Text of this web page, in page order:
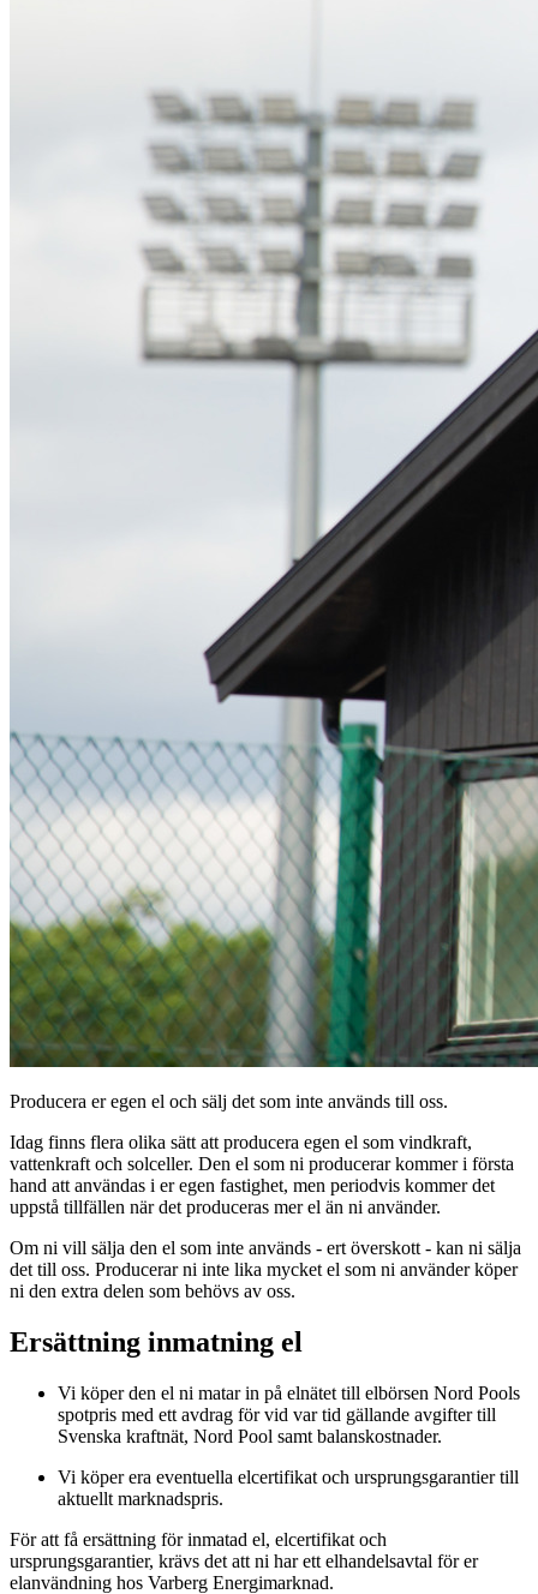
Producera er egen el och sälj det som inte används till oss.
Idag finns flera olika sätt att producera egen el som vindkraft,
vattenkraft och solceller. Den el som ni producerar kommer i första
hand att användas i er egen fastighet, men periodvis kommer det
uppstå tillfällen när det produceras mer el än ni använder.
Om ni vill sälja den el som inte används - ert överskott - kan ni sälja
det till oss. Producerar ni inte lika mycket el som ni använder köper
ni den extra delen som behövs av oss.
Ersättning inmatning el
Vi köper den el ni matar in på elnätet till elbörsen Nord Pools
spotpris med ett avdrag för vid var tid gällande avgifter till
Svenska kraftnät, Nord Pool samt balanskostnader.
Vi köper era eventuella elcertifikat och ursprungsgarantier till
aktuellt marknadspris.
För att få ersättning för inmatad el, elcertifikat och
ursprungsgarantier, krävs det att ni har ett elhandelsavtal för er
elanvändning hos Varberg Energimarknad.